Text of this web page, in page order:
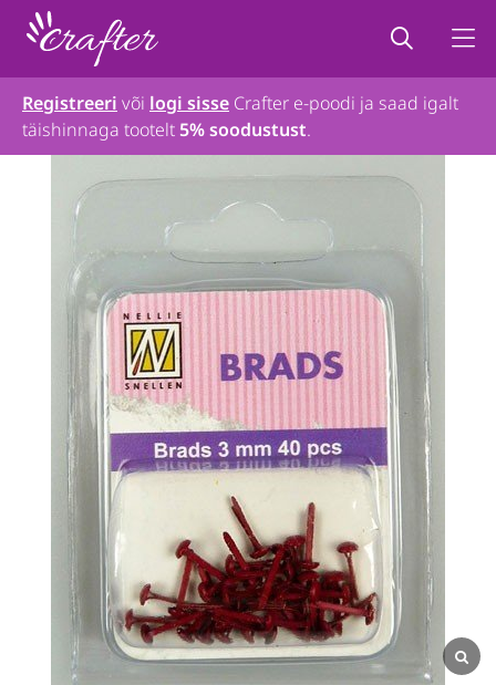
Registreeri või logi sisse Crafter e-poodi ja saad igalt
täishinnaga tootelt5% soodustust.